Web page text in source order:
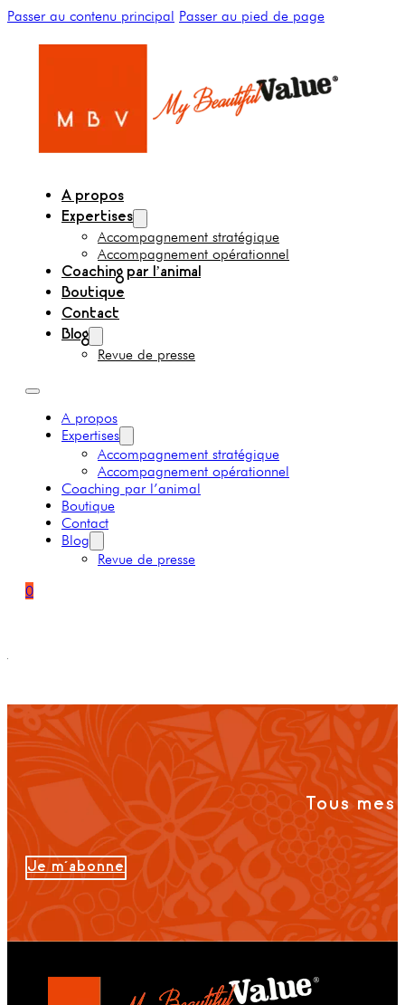
Passer au contenu principal Passer au pied de page
A propos
Expertises
Accompagnement stratégique
Accompagnement opérationnel
Coaching par l’animal
Boutique
Contact
Blog
Revue de presse
A propos
Expertises
Accompagnement stratégique
Accompagnement opérationnel
Coaching par l’animal
Boutique
Contact
Blog
Revue de presse
0
Tous
Je m'abonne